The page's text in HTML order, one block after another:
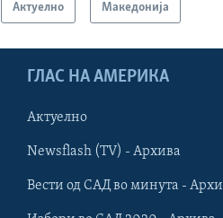
Актуелно Македонија
ГЛАС НА АМЕРИКА
Актуелно
Newsflash (TV) - Архива
Вести од САД во минута -